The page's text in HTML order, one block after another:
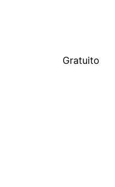
Gratuito